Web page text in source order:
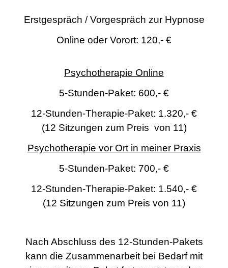
Erstgespräch / Vorgespräch zur Hypnose
Online oder Vorort: 120,- €
Psychotherapie Online
5-Stunden-Paket: 600,- €
12-Stunden-Therapie-Paket: 1.320,- €
(12 Sitzungen zum Preis von 11)
Psychotherapie vor Ort in meiner Praxis
5-Stunden-Paket: 700,- €
12-Stunden-Therapie-Paket: 1.540,- €
(12 Sitzungen zum Preis von 11)
Nach Abschluss des 12-Stunden-Pakets
kann die Zusammenarbeit bei Bedarf mit